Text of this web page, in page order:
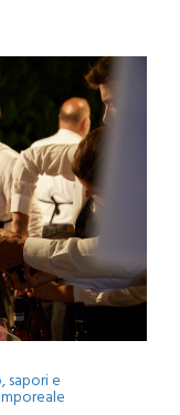
sapori e